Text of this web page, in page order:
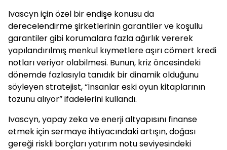
Ivascyn için özel bir endişe konusu da
derecelendirme şirketlerinin garantiler ve koşullu
garantiler gibi korumalara fazla ağırlık vererek
yapılandırılmış menkul kıymetlere aşırı cömert kredi
notları veriyor olabilmesi. Bunun, kriz öncesindeki
dönemde fazlasıyla tanıdık bir dinamik olduğunu
söyleyen stratejist, “İnsanlar eski oyun kitaplarının
tozunu alıyor” ifadelerini kullandı.
Ivascyn, yapay zeka ve enerji altyapısını finanse
etmek için sermaye ihtiyacındaki artışın, doğası
gereği riskli borçları yatırım notu seviyesindeki